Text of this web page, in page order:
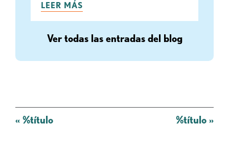
LEER MÁS
Ver todas las entradas del blog
Mensaje
« %título %título »